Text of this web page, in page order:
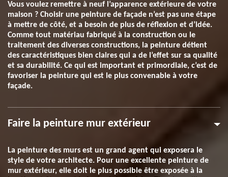
Vous voulez remettre à neuf l’apparence extérieure de votre
maison ? Choisir une peinture de façade n’est pas une étape
à mettre de côté, et a besoin de plus de réflexion et d’idée.
Comme tout matériau fabriqué à la construction ou le
traitement des diverses constructions, la peinture détient
des caractéristiques bien claires qui a de l’effet sur sa qualité
et sa durabilité. Ce qui est important et primordiale, c’est de
favoriser la peinture qui est le plus convenable à votre
façade.
Faire la peinture mur extérieur
La peinture des murs est un grand agent qui exposera le
style de votre architecte. Pour une excellente peinture de
mur extérieur, elle doit le plus possible être exposée à la